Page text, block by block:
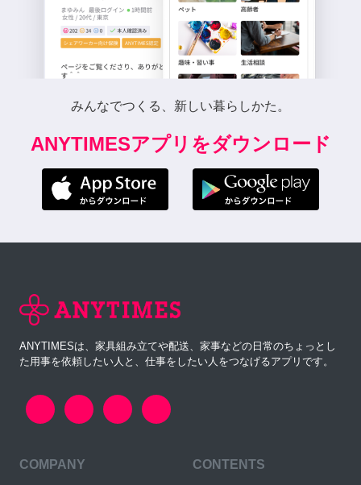
みんなでつくる、新しい暮らしかた。
ANYTIMESアプリをダウンロード
ANYTIMESは、家具組み立てや配送、家事などの日常のちょっとし
た用事を依頼したい人と、仕事をしたい人をつなげるアプリです。
COMPANY CONTENTS